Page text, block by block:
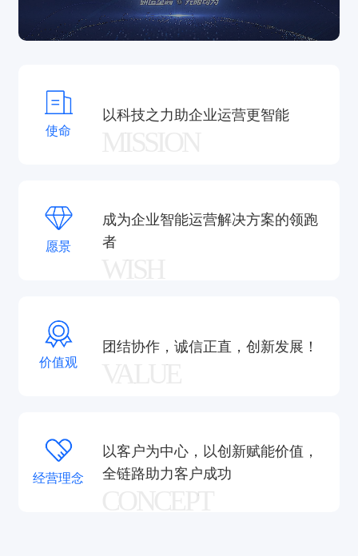
嘉为科技是
腾讯、红杉及钟鼎资本战略投资
北京、上海、广州、深圳、成都、杭州、福州、武
荐。嘉为科技的解决方案已广泛应用于
融、能源、运营商、交通、制造、科技、消费等行业
超千家中外行业领军企业。
使命
以科技之力助企业运营更智能
MISSION
愿景
成为企业智能运营解决方案的领跑
者
WISH
价值观
团结协作，诚信正直，创新发展！
VALUE
经营理念
以客户为中心，以创新赋能价值，
全链路助力客户成功
CONCEPT